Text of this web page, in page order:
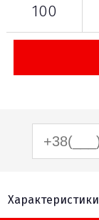
100
Характеристики